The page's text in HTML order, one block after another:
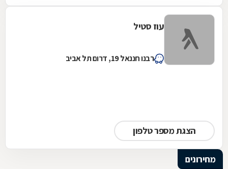
עוז סטיל
רבנו חננאל 19, דרום תל אביב
הצגת מספר טלפון
מחירונים